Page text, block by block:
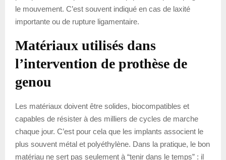
le mouvement. C’est souvent indiqué en cas de laxité
importante ou de rupture ligamentaire.
Matériaux utilisés dans
l’intervention de prothèse de
genou
Les matériaux doivent être solides, biocompatibles et
capables de résister à des milliers de cycles de marche
chaque jour. C’est pour cela que les implants associent le
plus souvent métal et polyéthylène. Dans la pratique, le bon
matériau ne sert pas seulement à “tenir dans le temps” : il